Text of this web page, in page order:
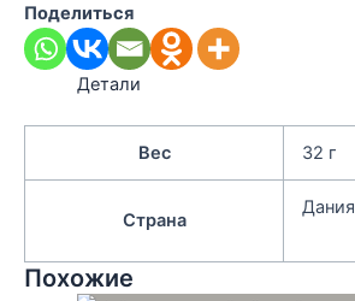
Поделиться
Детали
Вес 32 г
Страна
Дания
Похожие